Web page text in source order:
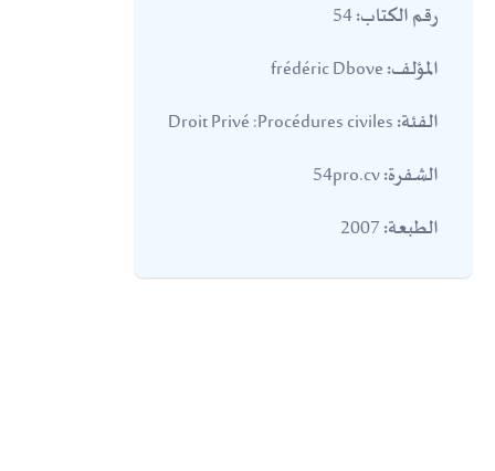
رقم الكتاب:
المؤلف:
الفئة:
الشفرة:
الطبعة: